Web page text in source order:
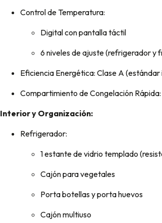
Control de Temperatura:
Digital con pantalla táctil
6 niveles de ajuste (refrigerador y
Eficiencia Energética: Clase A
Compartimiento de Congelación Rápida:
Interior y Organización:
Refrigerador:
1 estante de vidrio templado
Cajón para vegetales
Porta botellas y porta huevos
Cajón multiuso